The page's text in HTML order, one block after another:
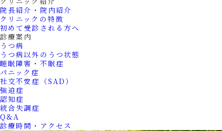
院長紹介・院内紹介
クリニックの特徴
初めて受診される方へ
診療案内
うつ病
うつ病以外のうつ状態
睡眠障害・不眠症
パニック症
社交不安症（SAD）
強迫症
認知症
統合失調症
Q&A
診療時間・アクセス